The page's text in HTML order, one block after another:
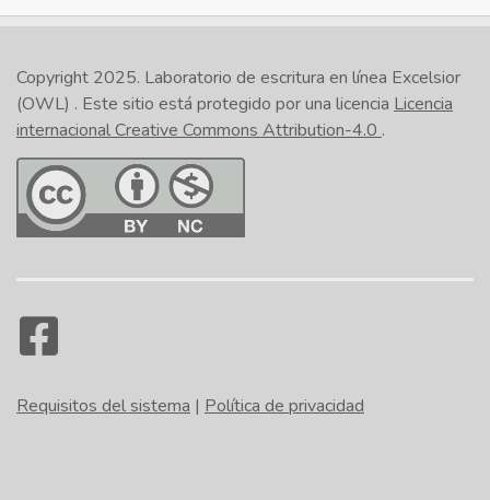
Copyright 2025. Laboratorio de escritura en línea Excelsior
(OWL) . Este sitio está protegido por una licencia Licencia
internacional Creative Commons Attribution-4.0 .
Requisitos del sistema | Política de privacidad